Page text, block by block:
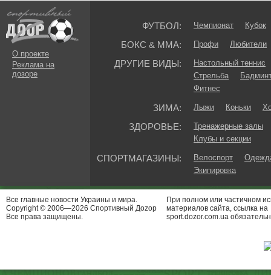
О проекте
Реклама на
дозоре
ФУТБОЛ: Чемпионат Кубок
БОКС & ММА: Профи Любители
ДРУГИЕ ВИДЫ:
Настольный теннис
Стрельба
Фитнес
ЗИМА: Лыжи Коньки
ЗДОРОВЬЕ:
Тренажерные залы
Клубы и секции
СПОРТМАГАЗИНЫ: Велоспорт
Экипировка
Все главные новости Украины и мира.
Copyright © 2006—2026 Спортивный Доzор
Все права защищены.
При полном или частичном
материалов сайта, ссылка на
sport.dozor.com.ua